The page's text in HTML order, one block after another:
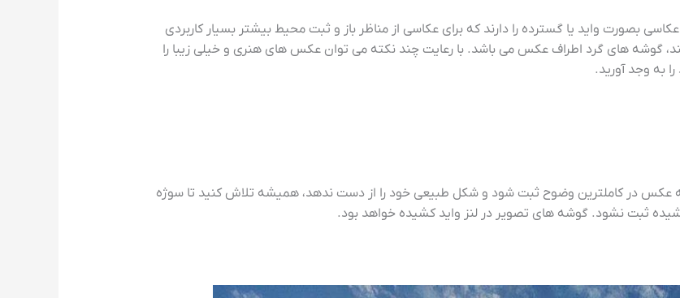
بصورت واید یا گسترده را دارند که برای عکاسی از مناظر باز و ثبت محیط بیشتر بسیار کاربردی
گوشه های گرد اطراف عکس می باشد. با رعایت چند نکته می توان عکس های هنری و خیلی زیبا را
به وجد آورید.
عکس در کاملترین وضوح ثبت شود و شکل طبیعی خود را از دست ندهد، همیشه تلاش کنید تا سوژه
ثبت نشود. گوشه های تصویر در لنز واید کشیده خواهد بود.